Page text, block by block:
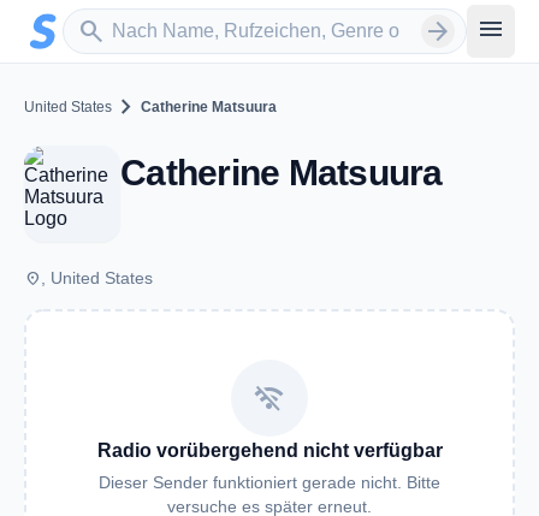
Zum Hauptinhalt springen
search
Sender suchen arrow_forward menu
United States chevron_right Catherine Matsuura
Catherine Matsuura
place , United States
wifi_off
Radio vorübergehend nicht verfügbar
Dieser Sender funktioniert gerade nicht. Bitte
versuche es später erneut.